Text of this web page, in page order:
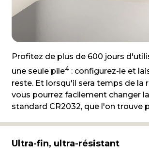
Profitez de plus de 600 jours
une seule pile4 : configurez-le et
reste. Et lorsqu'il sera temps de la
vous pourrez facilement changer
standard CR2032, que l'on trouve
Ultra-fin, ultra-résistant